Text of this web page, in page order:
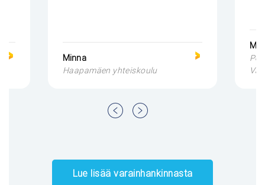
Minna
Haapamäen yhteiskoulu
Lue lisää varainhankinnasta